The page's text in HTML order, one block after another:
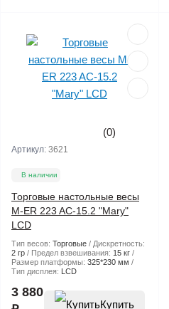
(0)
Артикул: 3621
В наличии
Торговые настольные весы
M-ER 223 AC-15.2 "Mary"
LCD
Тип весов: Торговые
Дискретность:
2 гр
Предел взвешивания: 15 кг
Размер платформы: 325*230 мм
Тип дисплея: LCD
3 880
Купить